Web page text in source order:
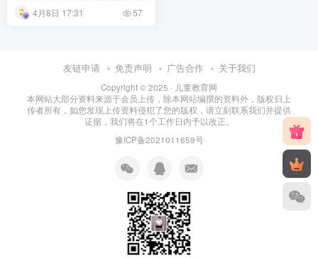
4月8日 17:31 57
友链申请 免责声明 广告合作 关于我们
Copyright © 2025 · 儿童教育网
本网站大部分资料来源于会员上传，除本网站编撰的资料外，版权归上
传者所有，如您发现上传资料侵犯了您的版权，请立刻联系我们并提供
证据，我们将在1个工作日内予以改正。
豫ICP备2021011659号